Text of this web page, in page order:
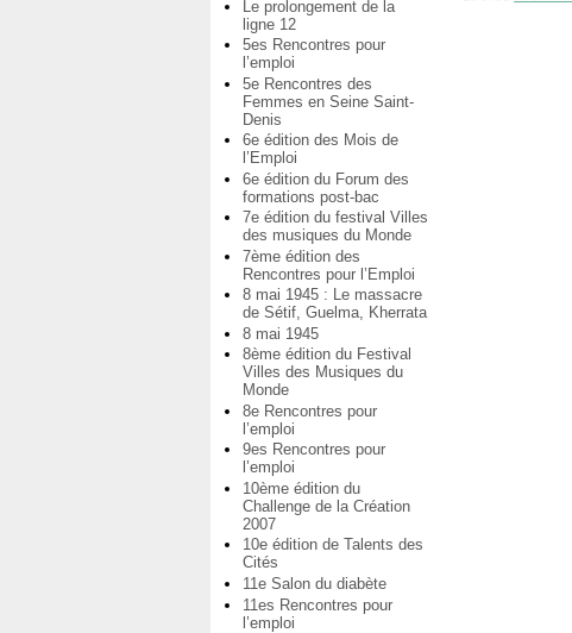
Le prolongement de la
ligne 12
5es Rencontres pour
l’emploi
5e Rencontres des
Femmes en Seine Saint-
Denis
6e édition des Mois de
l’Emploi
6e édition du Forum des
formations post-bac
7e édition du festival Villes
des musiques du Monde
7ème édition des
Rencontres pour l’Emploi
8 mai 1945 : Le massacre
de Sétif, Guelma, Kherrata
8 mai 1945
8ème édition du Festival
Villes des Musiques du
Monde
8e Rencontres pour
l’emploi
9es Rencontres pour
l’emploi
10ème édition du
Challenge de la Création
2007
10e édition de Talents des
Cités
11e Salon du diabète
11es Rencontres pour
l’emploi